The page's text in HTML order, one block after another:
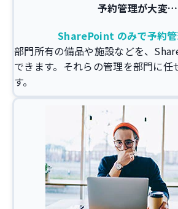
予約管理が大変…
SharePoint のみで予約
部門所有の備品や施設などを、
できます。それらの管理を部門に任
す。